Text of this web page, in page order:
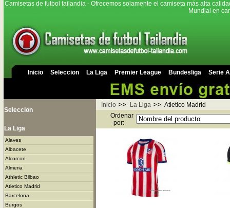
Camisetas de futbol tailandia - Ofrecemos solamente el camiseta más alta
Mundial en
Inicio Seleccion La Liga Premier League Bundesliga Serie A
Seleccion
La Liga
Alaves
Albacete
Alcorcon
Almeria
Athletic Bilbao
Atletico Madrid
Barcelona
Burgos
Inicio >> La Liga >> Atletico Madrid
Ordenar
por: